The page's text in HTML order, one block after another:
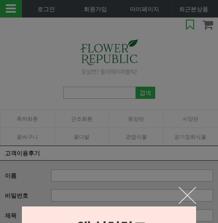
로그인 회원가입 마이페이지 최근본상품
축하화환 근조화환 동양란 서양란
꽃바구니 꽃다발 관엽식물 공기정화식물
고객이용후기
이름
비밀번호
제목